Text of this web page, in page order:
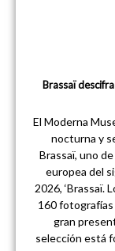
Brassaï
El Moderna
nocturna y
Brassaï, uno
europea del
2026, ‘Brassaï.
160
gran
selección está